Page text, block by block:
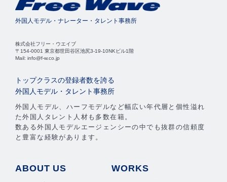
外国人モデル・ナレーター・タレント事務所
株式会社フリー・ウエイブ
〒154-0001 東京都世田谷区池尻3-19-10NKビル1階
Mail: info@f-w.co.jp
トップクラスの登録者数を誇る
外国人モデル・タレント事務所
外国人モデル、ハーフモデルなど幅広い年代層と個性溢れ
た外国人タレント人材も多数在籍。
数ある外国人モデルエージェンシーの中でも抜群の信頼度
と豊富な経験があります。
ABOUT US WORKS